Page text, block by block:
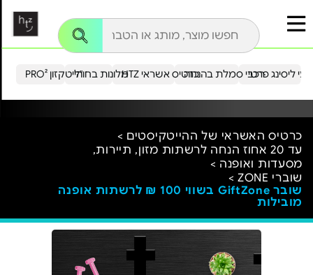
הייטקזון PRO²מלונות בחו"ל כרטיס אשראי HTZ ליסינג פרטירכבי סמלת בהנחה
כרטיס האשראי של ההייטקיסטים >
עד 20 אחוז הנחה לרשתות מזון, תיירות,
מסעדות ואופנה >
שוברי ZONE >
שובר GiftZone בשווי 100 ₪ לרשתות אופנה
מובילות